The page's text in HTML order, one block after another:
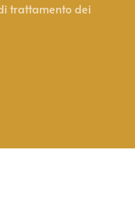
trattamento dei